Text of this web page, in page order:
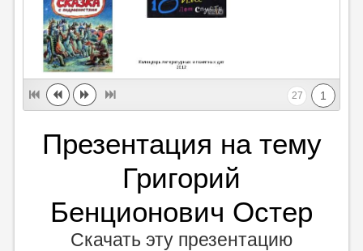
1
27
Презентация на тему
Григорий
Бенционович Остер
Скачать эту презентацию